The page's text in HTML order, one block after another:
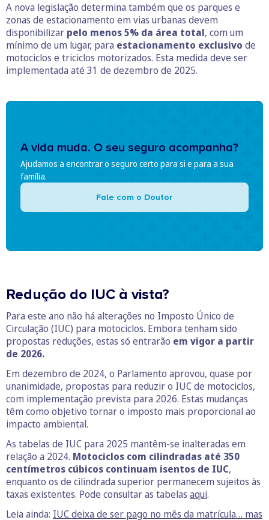
A nova legislação determina também que os parques e
zonas de estacionamento em vias urbanas devem
disponibilizar pelo menos 5% da área total, com um
mínimo de um lugar, para estacionamento exclusivo de
motociclos e triciclos motorizados. Esta medida deve ser
implementada até 31 de dezembro de 2025.
A vida muda. O seu seguro acompanha?
Ajudamos a encontrar o seguro certo para si e para a sua
família.
Fale com o Doutor
Redução do IUC à vista?
Para este ano não há alterações no Imposto Único de
Circulação (IUC) para motociclos. Embora tenham sido
propostas reduções, estas só entrarão em vigor a partir
de 2026.
Em dezembro de 2024, o Parlamento aprovou, quase por
unanimidade, propostas para reduzir o IUC de motociclos,
com implementação prevista para 2026. Estas mudanças
têm como objetivo tornar o imposto mais proporcional ao
impacto ambiental.
As tabelas de IUC para 2025 mantêm-se inalteradas em
relação a 2024. Motociclos com cilindradas até 350
centímetros cúbicos continuam isentos de IUC,
enquanto os de cilindrada superior permanecem sujeitos às
taxas existentes. Pode consultar as tabelas aqui.
Leia ainda: IUC deixa de ser pago no mês da matrícula… mas